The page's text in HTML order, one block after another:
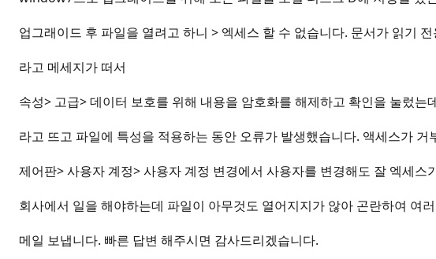
업그래이드 후 파일을 열려고 하니 > 엑세스 할 수 없습니다. 문서가 읽기
라고 메세지가 떠서
속성> 고급> 데이터 보호를 위해 내용을 암호화를 해제하고 확인을 눌렀
라고 뜨고 파일에 특성을 적용하는 동안 오류가 발생했습니다. 액세스가 거
제어판> 사용자 계정> 사용자 계정 변경에서 사용자를 변경해도 잘 엑세스
회사에서 일을 해야하는데 파일이 아무것도 열어지지가 않아 곤란하여 여
메일 보냅니다. 빠른 답변 해주시면 감사드리겠습니다.